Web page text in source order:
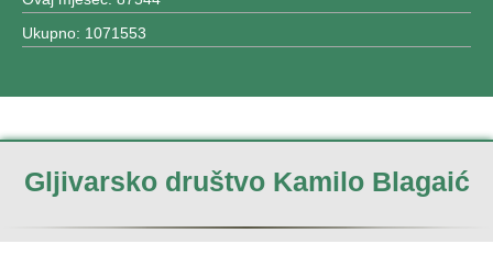
Ukupno: 1071553
Gljivarsko društvo Kamilo Blagaić